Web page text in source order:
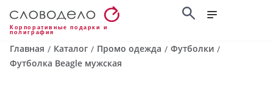
Корпоративные подарки и
полиграфия
Главная / Каталог / Промо одежда / Футболки /
Футболка Beagle мужская